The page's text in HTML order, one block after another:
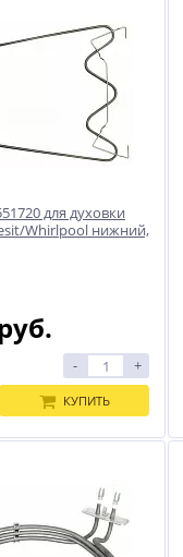
для духовки
Whirlpool нижний,
- +
КУПИТЬ